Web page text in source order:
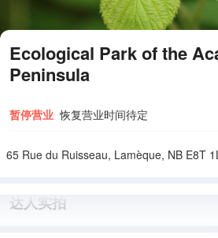
Ecological Park of the
Peninsula
暂停营业 恢复营业时间待定
65 Rue du Ruisseau, Lamèque, NB E8T
达人实拍